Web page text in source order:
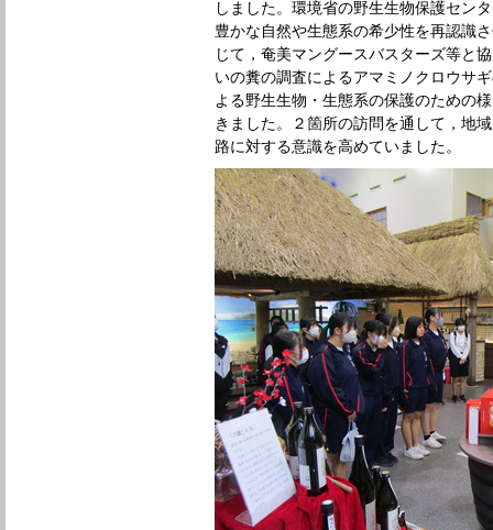
しました。環境省の野生生物保護セン
豊かな自然や生態系の希少性を再認識
じて，奄美マングースバスターズ等と
いの糞の調査によるアマミノクロウサ
よる野生生物・生態系の保護のための
きました。２箇所の訪問を通して，地
路に対する意識を高めていました。